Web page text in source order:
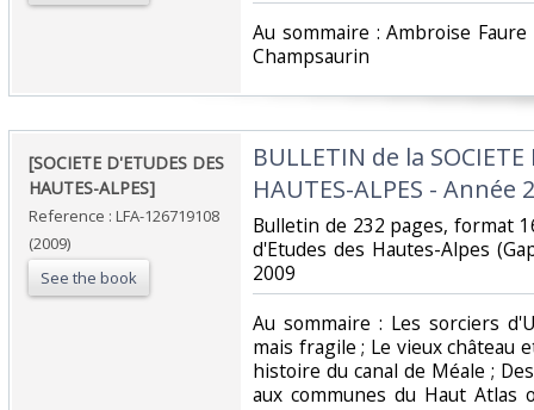
‎Au sommaire : Ambroise
Champsaurin ‎
‎[SOCIETE D'ETUDES DES
HAUTES-ALPES] ‎
Reference : LFA-126719108
(2009)
See the book
‎BULLETIN de la SOCIETE
HAUTES-ALPES - Année
‎Bulletin de 232 pages, format
d'Etudes des Hautes-Alpes
2009‎
‎Au sommaire : Les sorciers
mais fragile ; Le vieux château
histoire du canal de Méale ;
aux communes du Haut Atlas